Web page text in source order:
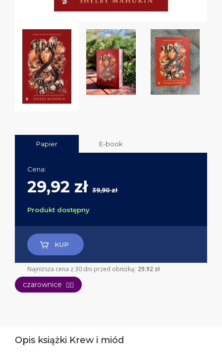
Papier E-book
Cena:
29,92 zł 39,90 zł
Produkt dostępny
KUP
Najniższa cena z 30 dni przed obniżką: 29.92 zł
czarownice 🧙‍♀️
Opis książki Krew i miód